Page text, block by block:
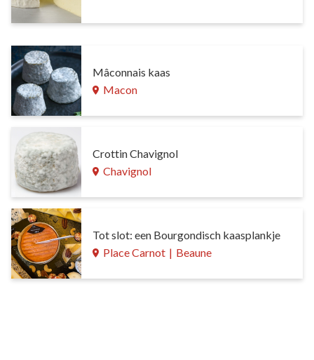
Mâconnais kaas
Macon
Crottin Chavignol
Chavignol
Tot slot: een Bourgondisch kaasplankje
Place Carnot | Beaune